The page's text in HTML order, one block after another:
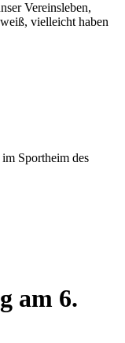
Vereinsleben,
vielleicht haben
Sportheim des
am 6.